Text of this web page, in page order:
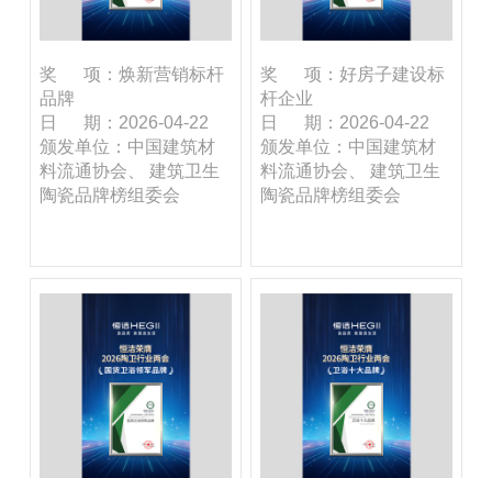
奖 项：焕新营销标杆
品牌
日 期：2026-04-22
颁发单位：中国建筑材
料流通协会、 建筑卫生
陶瓷品牌榜组委会
奖 项：好房子建设标
杆企业
日 期：2026-04-22
颁发单位：中国建筑材
料流通协会、 建筑卫生
陶瓷品牌榜组委会